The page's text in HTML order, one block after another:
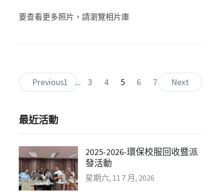
要查看更多照片，請瀏覽相片庫
Previous1 ... 3 4 5 6 7 Next
最近活動
2025-2026-環保校服回收暨派
發活動
星期六, 11 7 月, 2026